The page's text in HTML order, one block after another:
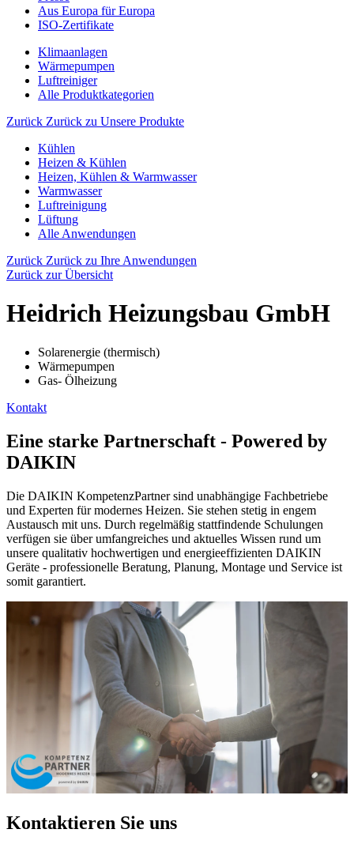
Aus Europa für Europa
ISO-Zertifikate
Klimaanlagen
Wärmepumpen
Luftreiniger
Alle Produktkategorien
Zurück Zurück zu Unsere Produkte
Kühlen
Heizen & Kühlen
Heizen, Kühlen & Warmwasser
Warmwasser
Luftreinigung
Lüftung
Alle Anwendungen
Zurück Zurück zu Ihre Anwendungen
Zurück zur Übersicht
Heidrich Heizungsbau GmbH
Solarenergie (thermisch)
Wärmepumpen
Gas- Ölheizung
Kontakt
Eine starke Partnerschaft - Powered by
DAIKIN
Die DAIKIN KompetenzPartner sind unabhängige Fachbetriebe
und Experten für modernes Heizen. Sie stehen stetig in engem
Austausch mit uns. Durch regelmäßig stattfindende Schulungen
verfügen sie über umfangreiches und aktuelles Wissen rund um
unsere qualitativ hochwertigen und energieeffizienten DAIKIN
Geräte - professionelle Beratung, Planung, Montage und Service ist
somit garantiert.
Kontaktieren Sie uns